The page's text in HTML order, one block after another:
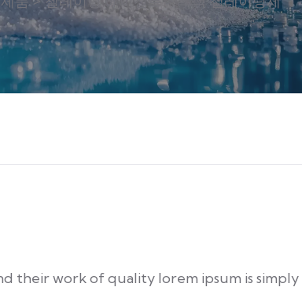
their work of quality lorem ipsum is